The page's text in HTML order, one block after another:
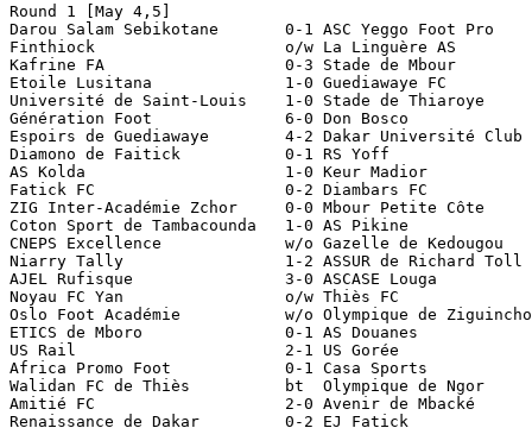
Round 1 [May 4,5]
Darou Salam Sebikotane       0-1 ASC Yeggo Foot Pro
Finthiock                    o/w La Linguère AS
Kafrine FA                   0-3 Stade de Mbour
Etoile Lusitana              1-0 Guediawaye FC
Université de Saint-Louis    1-0 Stade de Thiaroye
Génération Foot              6-0 Don Bosco
Espoirs de Guediawaye        4-2 Dakar Université Club
Diamono de Faitick           0-1 RS Yoff
AS Kolda                     1-0 Keur Madior
Fatick FC                    0-2 Diambars FC
ZIG Inter-Académie Zchor     0-0 Mbour Petite Côte
Coton Sport de Tambacounda   1-0 AS Pikine
CNEPS Excellence             w/o Gazelle de Kedougou
Niarry Tally                 1-2 ASSUR de Richard Toll
AJEL Rufisque                3-0 ASCASE Louga
Noyau FC Yan                 o/w Thiès FC
Oslo Foot Académie           w/o Olympique de
ETICS de Mboro               0-1 AS Douanes
US Rail                      2-1 US Gorée
Africa Promo Foot            0-1 Casa Sports
Walidan FC de Thiès          bt  Olympique de Ngor
Amitié FC                    2-0 Avenir de Mbacké
Renaissance de Dakar         0-2 EJ Fatick